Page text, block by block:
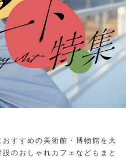
すすめの美術館・博物館を大
のおしゃれカフェなどもまと